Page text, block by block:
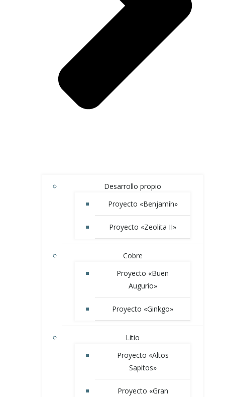
Desarrollo propio
Proyecto «Benjamín»
Proyecto «Zeolita II»
Cobre
Proyecto «Buen
Augurio»
Proyecto «Ginkgo»
Litio
Proyecto «Altos
Sapitos»
Proyecto «Gran